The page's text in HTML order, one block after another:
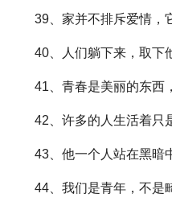
39、家并不排斥爱情，
40、人们躺下来，取下他
41、青春是美丽的东西
42、许多的人生活着只是
43、他一个人站在黑暗中
44、我们是青年，不是畸